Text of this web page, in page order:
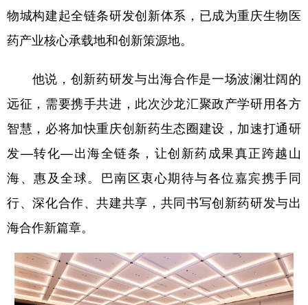
物城构建起全链条研发创新体系，已成为重庆生物医
药产业核心承载地和创新策源地。
他说，创新药研发与出海合作是一场波澜壮阔的
远征，需要携手共进，此次沙龙汇聚政产学研用各方
智慧，必将加快重庆创新药生态圈建设，加速打通研
发—转化—出海全链条，让创新药成果真正跨越山
海、惠及全球。巴南区衷心期待与各位嘉宾携手同
行、深化合作、共建共享，共同书写创新药研发与出
海合作新篇章。